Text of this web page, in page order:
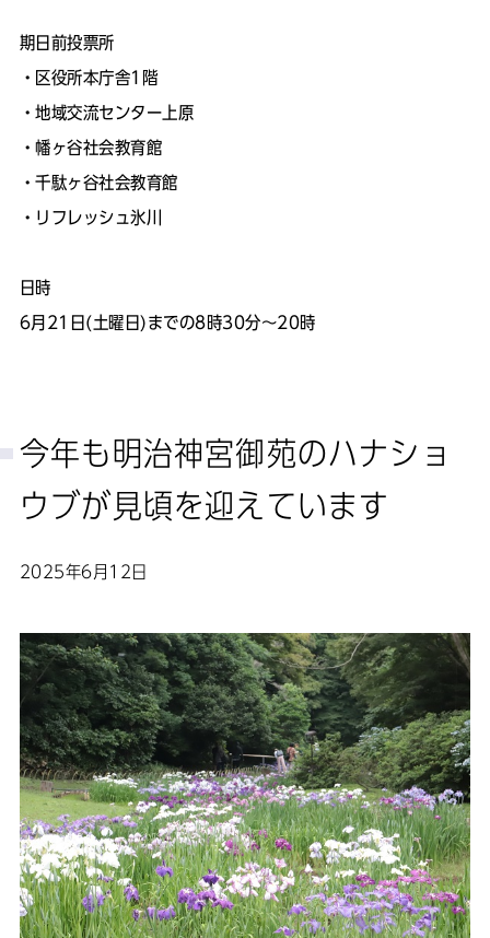
期日前投票所
・区役所本庁舎1階
・地域交流センター上原
・幡ヶ谷社会教育館
・千駄ヶ谷社会教育館
・リフレッシュ氷川
日時
6月21日(土曜日)までの8時30分～20時
今年も明治神宮御苑のハナショ
ウブが見頃を迎えています
2025年6月12日